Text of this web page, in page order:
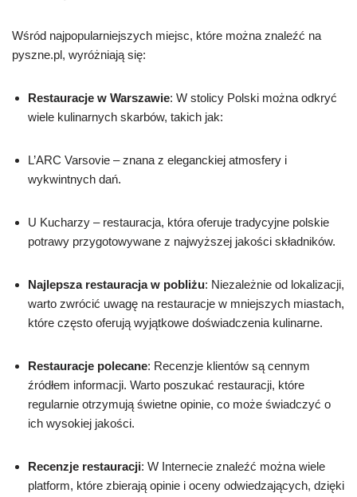
Wśród najpopularniejszych miejsc, które można znaleźć na
pyszne.pl, wyróżniają się:
Restauracje w Warszawie: W stolicy Polski można odkryć
wiele kulinarnych skarbów, takich jak:
L’ARC Varsovie – znana z eleganckiej atmosfery i
wykwintnych dań.
U Kucharzy – restauracja, która oferuje tradycyjne polskie
potrawy przygotowywane z najwyższej jakości składników.
Najlepsza restauracja w pobliżu: Niezależnie od lokalizacji,
warto zwrócić uwagę na restauracje w mniejszych miastach,
które często oferują wyjątkowe doświadczenia kulinarne.
Restauracje polecane: Recenzje klientów są cennym
źródłem informacji. Warto poszukać restauracji, które
regularnie otrzymują świetne opinie, co może świadczyć o
ich wysokiej jakości.
Recenzje restauracji: W Internecie znaleźć można wiele
platform, które zbierają opinie i oceny odwiedzających, dzięki